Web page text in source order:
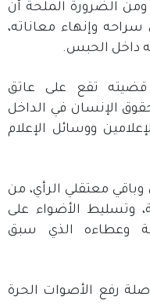
الضرورة الملحة أن
وإنهاء معاناته،
داخل الحبس.
تقع على عاتق
الإنسان في الداخل
ووسائل الإعلام
معتقلي الرأي، من
وتسليط الأضواء على
وعطاءه الذي سبق
رفع الأصوات الحرة